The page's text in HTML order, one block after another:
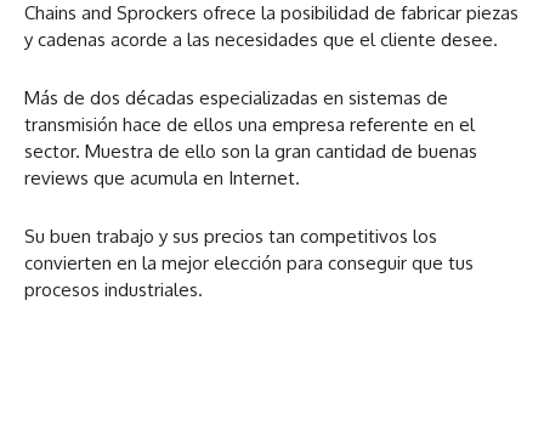
Chains and Sprockers ofrece la posibilidad de fabricar piezas
y cadenas acorde a las necesidades que el cliente desee.
Más de dos décadas especializadas en sistemas de
transmisión hace de ellos una empresa referente en el
sector. Muestra de ello son la gran cantidad de buenas
reviews que acumula en Internet.
Su buen trabajo y sus precios tan competitivos los
convierten en la mejor elección para conseguir que tus
procesos industriales.